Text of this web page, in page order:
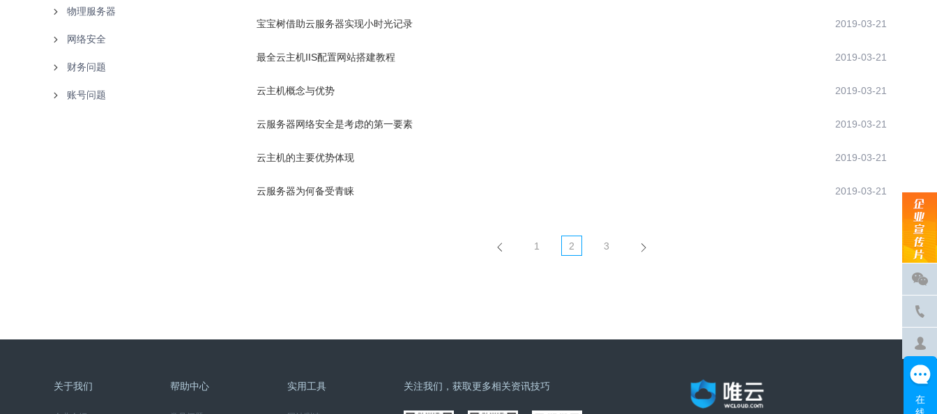
文档下载
联系客服
产品知识
唯云
物理服务器
使用说明
故障处理
网络安全
产品介绍
使用说明
财务问题
付款方式
账号问题
宝宝树借助云服务器实现小时光记录 2019-03-21
最全云主机IIS配置网站搭建教程 2019-03-21
云主机概念与优势 2019-03-21
云服务器网络安全是考虑的第一要素 2019-03-21
云主机的主要优势体现 2019-03-21
云服务器为何备受青睐 2019-03-21
1 2 3
关于我们 帮助中心 实用工具 关注我们，获取更多相关资讯技巧
在